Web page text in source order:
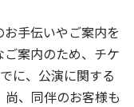
手伝いやご案内を
案内のため、チケ
に、公演に関する
、同伴のお客様も